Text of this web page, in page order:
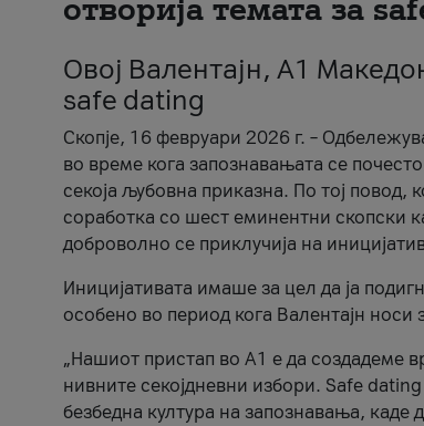
отворија темата за
Овој Валентајн, A1
safe dating
Скопје, 16 февруари 2026 г. –
во време кога запознавањата се
секоја љубовна приказна. По тој повод,
соработка со шест еминентни скопски
доброволно се приклучија на
Иницијативата имаше за цел да ја
особено во период кога Валентајн
„Нашиот пристап во А1 е да создадеме
нивните секојдневни избори. Safe
безбедна култура на запознавања, каде